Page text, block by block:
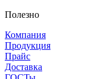
Полезно
Компания
Продукция
Прайс
Доставка